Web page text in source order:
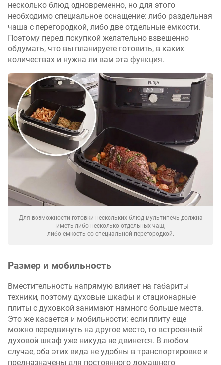
несколько блюд одновременно, но для этого
необходимо специальное оснащение: либо раздельная
чаша с перегородкой, либо две отдельные емкости.
Поэтому перед покупкой желательно взвешенно
обдумать, что вы планируете готовить, в каких
количествах и нужна ли вам эта функция.
Для возможности готовки нескольких блюд мультипечь должна
иметь либо несколько отдельных чаш,
либо емкость со специальной перегородкой.
Размер и мобильность
Вместительность напрямую влияет на габариты
техники, поэтому духовые шкафы и стационарные
плиты с духовкой занимают намного больше места.
Это же касается и мобильности: если плиту еще
можно передвинуть на другое место, то встроенный
духовой шкаф уже никуда не двинется. В любом
случае, оба этих вида не удобны в транспортировке и
предназначены для постоянного домашнего